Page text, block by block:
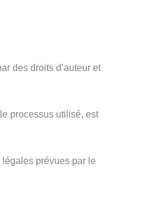
des droits d’auteur et
processus utilisé, est
prévues par le